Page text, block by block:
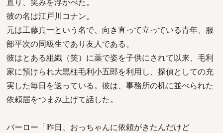
彼の名は江戸川コナン。
元は工藤真一という名で、向き直って立っている青年、服
部平次の同級生であり友人である。
彼はとある組織（笑）に薬で姿を子供にされて以来、毛利
家に預けられ大黒柱毛利小五郎を利用し、探偵としての充
実した毎日を送っている。彼は、事務所の机に並べられた
依頼届をつまみ上げて話した。
バーロー「昨日、おっちゃんに依頼がきたんだけど